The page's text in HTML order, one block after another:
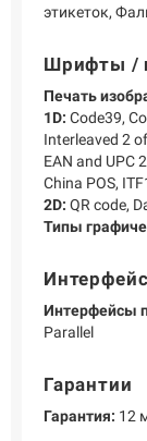
этикеток,
Шрифты /
Печать
1D: Code39,
Interleaved 2
EAN and UPC
China POS,
2D: QR code,
Типы
Интерфейсы
Parallel
Гарантии
Гарантия: 12